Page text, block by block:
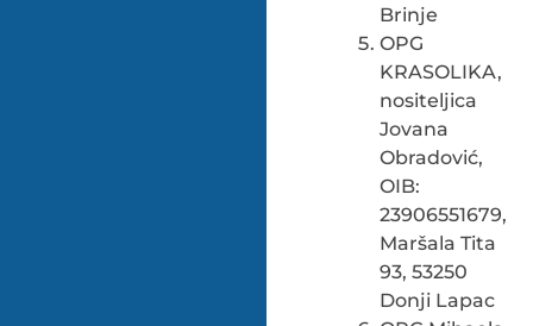
Brinje
OPG
KRASOLIKA,
nositeljica
Jovana
Obradović,
OIB:
23906551679,
Maršala Tita
93, 53250
Donji Lapac